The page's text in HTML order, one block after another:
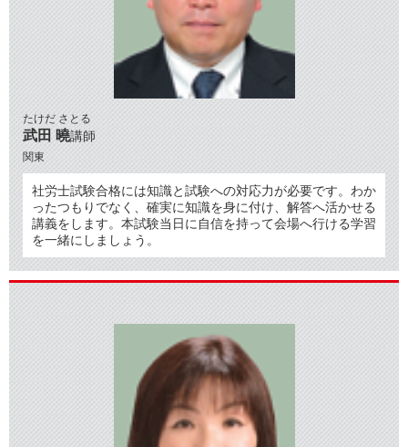
たけだ さとる
武田 曉講師
関東
社労士試験合格には知識と試験への対応力が必要です。わか
ったつもりでなく、確実に知識を身に付け、解答へ活かせる
講義をします。本試験当日に自信を持って会場へ行ける学習
を一緒にしましょう。